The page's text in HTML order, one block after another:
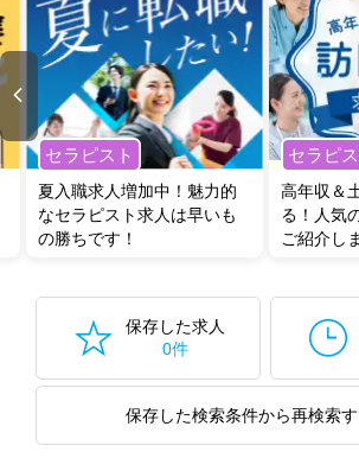
セラピスト
夏入職求人増加中！魅力的
なセラピスト求人は早いも
の勝ちです！
セラピス
高年収＆
る！人気
ご紹介し
保存した求人
0件
保存した検索条件から再検索